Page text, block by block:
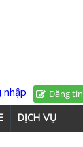
Đăng tin
DỊCH VỤ